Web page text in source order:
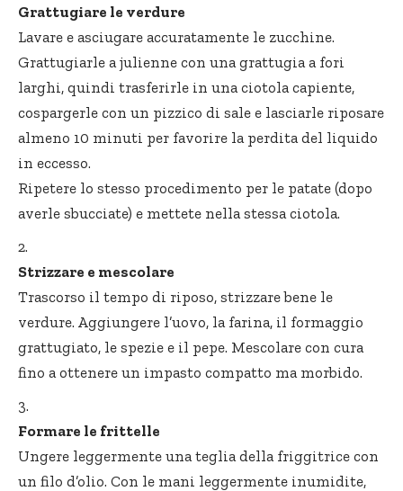
Grattugiare le verdure
Lavare e asciugare accuratamente le zucchine.
Grattugiarle a julienne con una grattugia a fori
larghi, quindi trasferirle in una ciotola capiente,
cospargerle con un pizzico di sale e lasciarle riposare
almeno 10 minuti per favorire la perdita del liquido
in eccesso.
Ripetere lo stesso procedimento per le patate (dopo
averle sbucciate) e mettete nella stessa ciotola.
Strizzare e mescolare
Trascorso il tempo di riposo, strizzare bene le
verdure. Aggiungere l’uovo, la farina, il formaggio
grattugiato, le spezie e il pepe. Mescolare con cura
fino a ottenere un impasto compatto ma morbido.
Formare le frittelle
Ungere leggermente una teglia della friggitrice con
un filo d’olio. Con le mani leggermente inumidite,